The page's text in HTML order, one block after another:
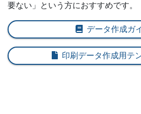
要ない」という方におすすめです。
データ作成ガ
印刷データ作成用テ